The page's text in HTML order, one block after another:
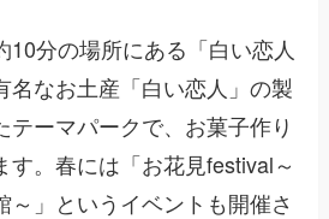
10分の場所にある「白い恋人
名なお土産「白い恋人」の製
テーマパークで、お菓子作り
す。春には「お花見festival～
～」というイベントも開催さ